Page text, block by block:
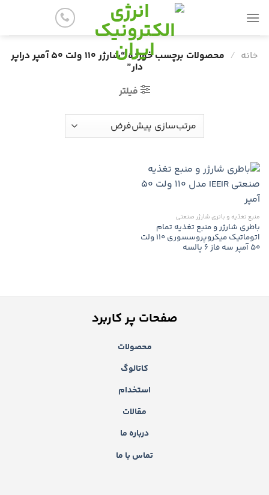
محتوا
خانه / محصولات برچسب خورده “شارژر 110 ولت 50 آمپر دراپر
دار”
فیلتر
منبع تغذیه و باتری شارژر صنعتی
باطری شارژر و منبع تغذیه تمام
اتوماتیک میکروپروسسوری 110 ولت
50 آمپر سه فاز 6 پالسه
صفحات پر کاربرد
محصولات
کاتالوگ
استخدام
مقالات
درباره ما
تماس با ما